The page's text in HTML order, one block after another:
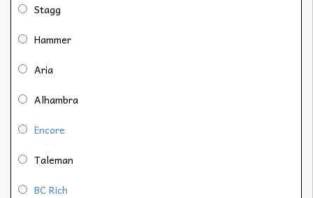
Stagg
Hammer
Aria
Alhambra
Encore
Taleman
BC Rich